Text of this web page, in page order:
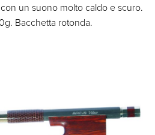
un suono molto caldo e scuro.
Bacchetta rotonda.